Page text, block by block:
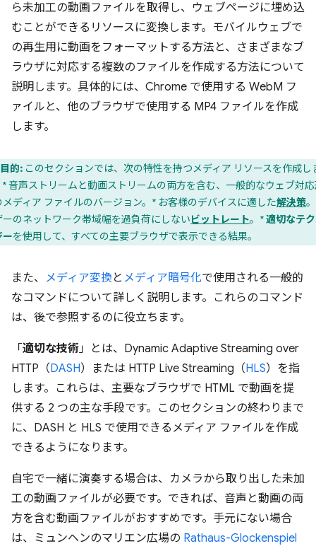
ら未加工の動画ファイルを取得し、ウェブページに埋め込
むことができるリソースに変換します。モバイルウェブで
の再生用に動画をフォーマットする方法と、さまざまなブ
ラウザに対応する複数のファイルを作成する方法について
説明します。具体的には、Chrome で使用する WebM フ
ァイルと、他のブラウザで使用する MP4 ファイルを作成
します。
目的: このセクションでは、次の特性を持つメディア リソースを作成し
* 音声ストリームと動画ストリームの両方を含む、一般的なウェブ対
メディア ファイルのバージョン。* お客様のデバイスに適した解決策
ーのネットワーク帯域幅を過負荷にしないビットレート。*適切なテ
ーを使用して、すべての主要ブラウザで表示できる結果。
また、 メディア変換 と メディア暗号化で使用される一般的
なコマンドについて詳しく説明します。これらのコマンド
は、後で参照するのに役立ちます。
「 適切な技術」とは、Dynamic Adaptive Streaming over
HTTP（DASH）または HTTP Live Streaming（HLS）を指
します。これらは、主要なブラウザで HTML で動画を提
供する 2 つの主な手段です。このセクションの終わりまで
に、DASH と HLS で使用できるメディア ファイルを作成
できるようになります。
自宅で一緒に演奏する場合は、カメラから取り出した未加
工の動画ファイルが必要です。できれば、音声と動画の両
方を含む動画ファイルがおすすめです。手元にない場合
は、ミュンヘンのマリエン広場の Rathaus-Glockenspiel